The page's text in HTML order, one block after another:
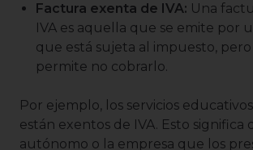
Factura exenta de IVA: Una
IVA es aquella que se emite por
que está sujeta al impuesto,
permite no cobrarlo.
Por ejemplo, los servicios
están exentos de IVA. Esto significa
autónomo o la empresa que los